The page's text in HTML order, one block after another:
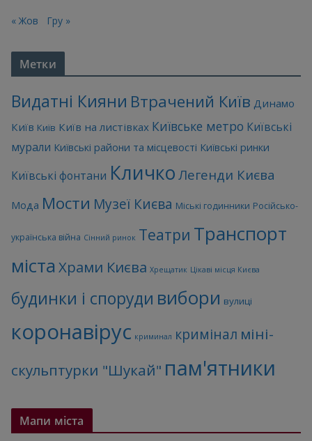
« Жов Гру »
Метки
Видатні Кияни Втрачений Київ Динамо
Київ Київ Київ на листівках Київське метро Київські
мурали Київські райони та місцевості Київські ринки
Київські фонтани Кличко Легенди Києва
Мода Мости Музеї Києва Міські годинники Російсько-
українська війна Сінний ринок Театри Транспорт
міста Храми Києва Хрещатик Цікаві місця Києва
будинки і споруди вибори вулиці
коронавірус криминал кримінал міні-
скульптурки "Шукай" пам'ятники
Мапи міста